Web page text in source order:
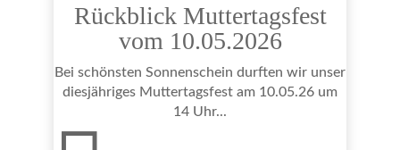
Rückblick Muttertagsfest
vom 10.05.2026
Bei schönsten Sonnenschein durften wir unser
diesjähriges Muttertagsfest am 10.05.26 um
14 Uhr...